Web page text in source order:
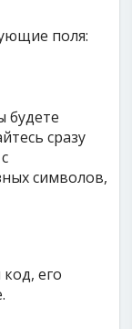
поля:
будете
сразу
символов,
его